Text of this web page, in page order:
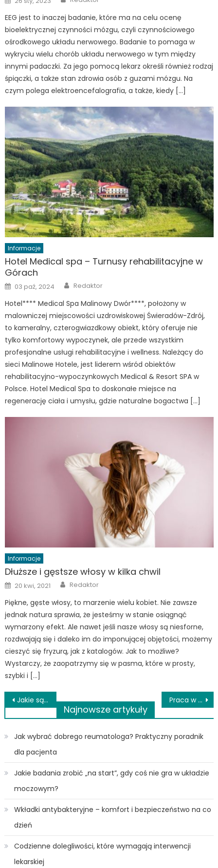
on
EEG jest to inaczej badanie, które ma na celu ocenę
bioelektrycznej czynności mózgu, czyli czynnościowego
ośrodkowego układu nerwowego. Badanie to pomaga w
wykryciu wielu chorób układu nerwowego w tym między
innymi padaczki. Za jego pomocą lekarz określi również rodzaj
śpiączki, a także stan zdrowia osób z guzami mózgu. Na
czym polega elektroencefalografia, a także, kiedy […]
Informacje
Hotel Medical spa – Turnusy rehabilitacyjne w
Górach
Posted
on
03 paź, 2024 Author
Redaktor
Hotel**** Medical Spa Malinowy Dwór****, położony w
malowniczej miejscowości uzdrowiskowej Świeradów-Zdrój,
to kameralny, czterogwiazdkowy obiekt, który oferuje nie
tylko komfortowy wypoczynek, ale przede wszystkim
profesjonalne usługi rehabilitacyjne i wellness. Należący do
sieci Malinowe Hotele, jest liderem wśród obiektów
rehabilitacyjno-wypoczynkowych Medical & Resort SPA w
Polsce. Hotel Medical Spa to doskonałe miejsce na
regenerację ciała i umysłu, gdzie naturalne bogactwa […]
Informacje
Dłuższe i gęstsze włosy w kilka chwil
Posted
on
20 kwi, 2021 Author
Redaktor
Piękne, gęste włosy, to marzenie wielu kobiet. Nie zawsze
jednak natura sprawia, że jesteśmy w stanie osiągnąć
wymarzony efekt. Ale nawet jeśli nasze włosy są niesforne,
rozdwajają się i daleko im do imponującej objętości, możemy
cieszyć się fryzurą, jak z katalogów. Jak to możliwe?
Wystarczy, że zaopatrzymy się w pasma, które w prosty,
szybki i […]
Nawigacja
wpisu
Jakie są zalety stosowania olejku CBD? Praca w medycynie – bez studiów?
Najnowsze artykuły
Jak wybrać dobrego reumatologa? Praktyczny poradnik
dla pacjenta
Jakie badania zrobić „na start”, gdy coś nie gra w układzie
moczowym?
Wkładki antybakteryjne – komfort i bezpieczeństwo na co
dzień
Codzienne dolegliwości, które wymagają interwencji
lekarskiej